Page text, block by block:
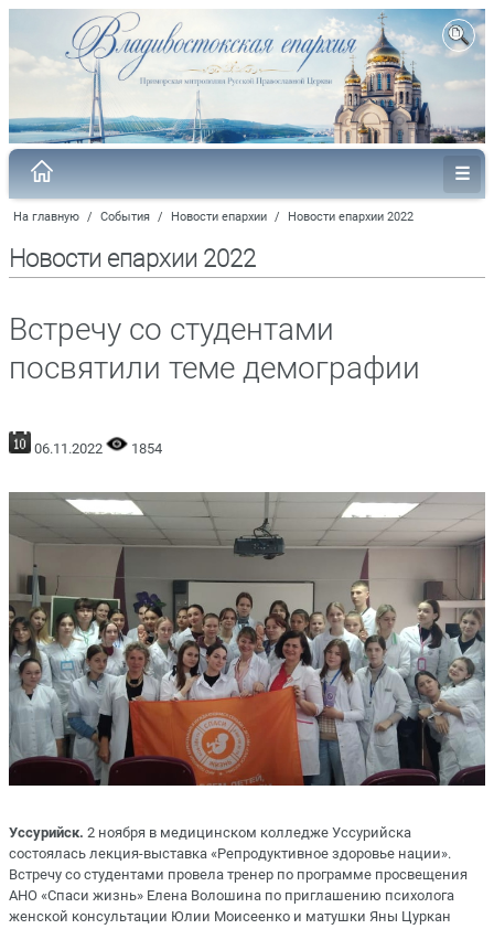
На главную / События / Новости епархии / Новости епархии 2022
Новости епархии 2022
Встречу со студентами
посвятили теме демографии
06.11.2022 1854
Уссурийск. 2 ноября в медицинском колледже Уссурийска
состоялась лекция-выставка «Репродуктивное здоровье нации».
Встречу со студентами провела тренер по программе просвещения
АНО «Спаси жизнь» Елена Волошина по приглашению психолога
женской консультации Юлии Моисеенко и матушки Яны Цуркан